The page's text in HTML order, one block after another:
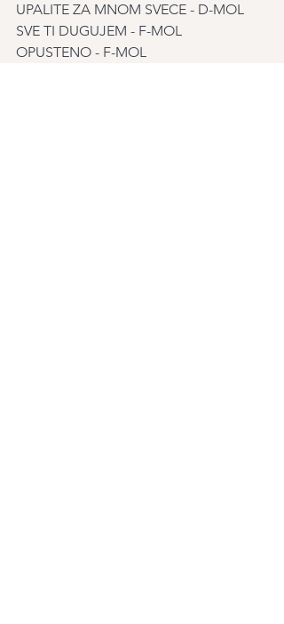
UPALITE ZA MNOM SVECE - D-MOL
SVE TI DUGUJEM - F-MOL
OPUSTENO - F-MOL